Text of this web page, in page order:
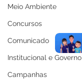
Meio Ambiente
Concursos
Comunicado
Institucional e Governo
Campanhas